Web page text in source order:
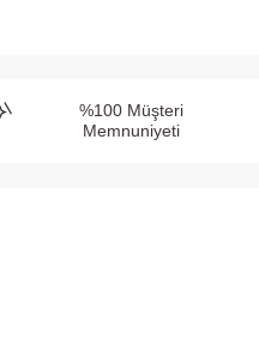
%100 Müşteri
Memnuniyeti